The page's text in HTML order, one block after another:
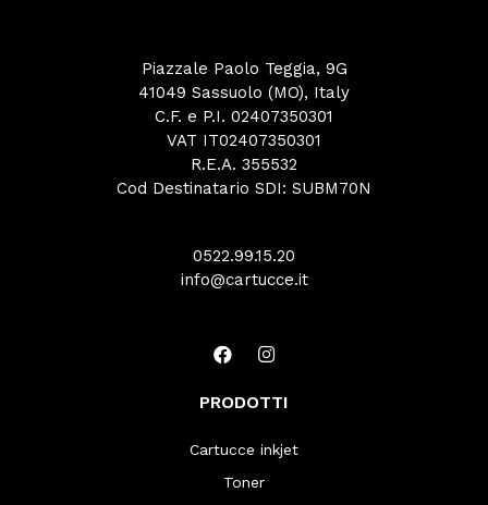
Piazzale Paolo Teggia, 9G
41049 Sassuolo (MO), Italy
C.F. e P.I. 02407350301
VAT IT02407350301
R.E.A. 355532
Cod Destinatario SDI: SUBM70N
0522.99.15.20
info@cartucce.it
PRODOTTI
Cartucce inkjet
Toner